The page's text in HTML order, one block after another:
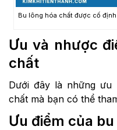
Bu lông hóa chất được cố
Ưu và nhược
chất
Dưới đây là những ưu
chất mà bạn có thể
Ưu điểm của